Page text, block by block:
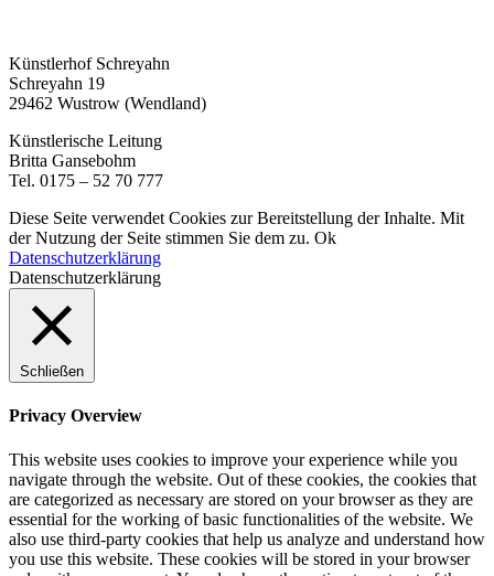
Künstlerhof Schreyahn
Schreyahn 19
29462 Wustrow (Wendland)
Künstlerische Leitung
Britta Gansebohm
Tel. 0175 – 52 70 777
Diese Seite verwendet Cookies zur Bereitstellung der Inhalte. Mit
der Nutzung der Seite stimmen Sie dem zu. Ok
Datenschutzerklärung
Datenschutzerklärung
Schließen
Privacy Overview
This website uses cookies to improve your experience while you
navigate through the website. Out of these cookies, the cookies that
are categorized as necessary are stored on your browser as they are
essential for the working of basic functionalities of the website. We
also use third-party cookies that help us analyze and understand how
you use this website. These cookies will be stored in your browser